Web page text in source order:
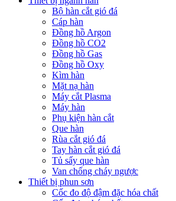
Bộ hàn cắt gió đá
Cáp hàn
Đồng hồ Argon
Đồng hồ CO2
Đồng hồ Gas
Đồng hồ Oxy
Kìm hàn
Mặt nạ hàn
Máy cắt Plasma
Máy hàn
Phụ kiện hàn cắt
Que hàn
Rùa cắt gió đá
Tay hàn cắt gió đá
Tủ sấy que hàn
Van chống cháy ngược
Thiết bị phun sơn
Cốc đo độ đậm đặc hóa chất